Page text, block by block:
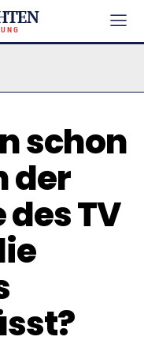
schon
der
TV